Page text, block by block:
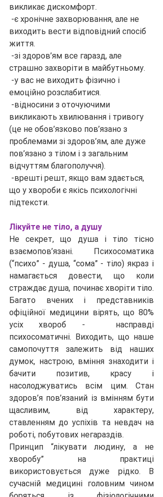
викликає дискомфорт.
виходить вести відповідний спосіб
життя.
страшно захворіти в майбутньому.
емоційно розслабитися.
викликають хвилювання і тривогу
(це не обов’язково пов’язано з
проблемами зі здоров’ям, але дуже
пов’язано з тілом і з загальним
відчуттям благополуччя).
що у хвороби є якісь психологічні
підтексти.
Лікуйте не тіло, а душу
Не секрет, що душа і тіло тісно
взаємопов’язані. Психосоматика
(“психо” - душа, “сома” - тіло) якраз і
намагається довести, що коли
страждає душа, починає хворіти тіло.
Багато вчених і представників
офіційної медицини вірять, що 80%
усіх хвороб -  насправді
психосоматичні. Виходить, що наше
самопочуття залежить від наших
думок, настрою, вміння знаходити і
бачити позитив, красу і
насолоджуватись всім цим. Стан
здоров’я пов’язаний із вмінням бути
щасливим, від характеру,
ставленням до успіхів та невдач на
роботі, побутових негараздів.
Принцип “лікувати людину, а не
хворобу” на практиці
використовується дуже рідко. В
сучасній медицині головним чином